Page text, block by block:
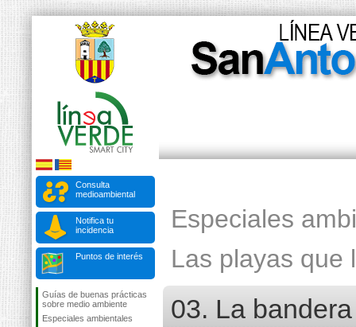
Consulta
medioambiental
Notifica tu
incidencia
Puntos de interés
Guías de buenas prácticas
sobre medio ambiente
Especiales ambientales
Especiales
Las playas que
03. La